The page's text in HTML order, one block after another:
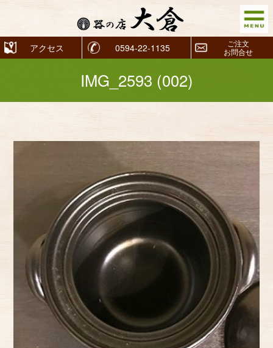
アクセス 0594-22-1135
ご注文
お問合せ
IMG_2593 (002)